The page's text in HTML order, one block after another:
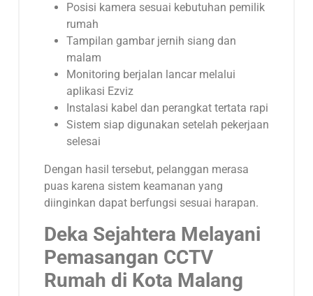
Posisi kamera sesuai kebutuhan pemilik
rumah
Tampilan gambar jernih siang dan
malam
Monitoring berjalan lancar melalui
aplikasi Ezviz
Instalasi kabel dan perangkat tertata rapi
Sistem siap digunakan setelah pekerjaan
selesai
Dengan hasil tersebut, pelanggan merasa
puas karena sistem keamanan yang
diinginkan dapat berfungsi sesuai harapan.
Deka Sejahtera Melayani
Pemasangan CCTV
Rumah di Kota Malang